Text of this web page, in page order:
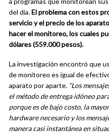
del día.El problema con estos
servicio y el precio de los
hacer el monitoreo, los cuales
dólares (559.000 pesos).
La investigación encontró que
de monitoreo es igual de
aparato por aparte. “Los
el método de entrega idóneo
porque es de bajo costo, la
hardware necesario y los
manera casi instantánea en